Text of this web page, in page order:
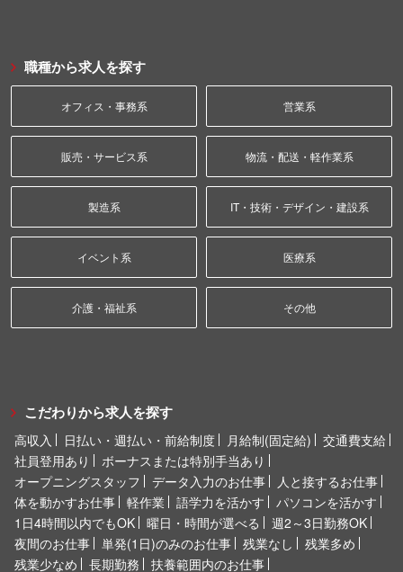
職種から求人を探す
オフィス・事務系 営業系
販売・サービス系 物流・配送・軽作業系
製造系 IT・技術・デザイン・建設系
イベント系 医療系
介護・福祉系 その他
こだわりから求人を探す
高収入 日払い・週払い・前給制度 月給制(固定給)
交通費支給
社員登用あり
ボーナスまたは特別手当あり
オープニングスタッフ
データ入力のお仕事
人と接するお仕事
体を動かすお仕事
軽作業 語学力を活かす
パソコンを活かす
1日4時間以内でもOK
曜日・時間が選べる
週2～3日勤務OK
夜間のお仕事
単発(1日)のみのお仕事 残業なし
残業多め
残業少なめ
長期勤務 扶養範囲内のお仕事